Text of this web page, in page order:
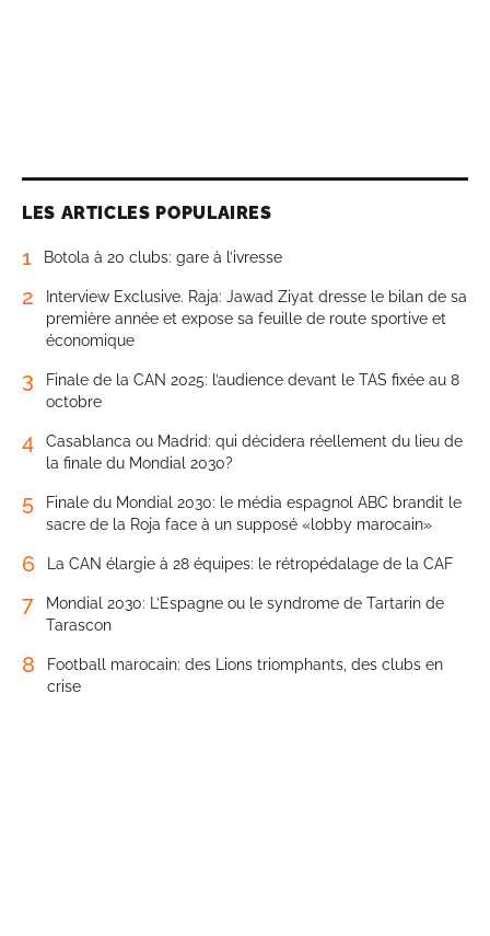
LES ARTICLES POPULAIRES
1 Botola à 20 clubs: gare à l’ivresse
2
Interview Exclusive. Raja: Jawad Ziyat dresse le bilan de sa
première année et expose sa feuille de route sportive et
économique
3
Finale de la CAN 2025: l’audience devant le TAS fixée au 8
octobre
4
Casablanca ou Madrid: qui décidera réellement du lieu de
la finale du Mondial 2030?
5
Finale du Mondial 2030: le média espagnol ABC brandit le
sacre de la Roja face à un supposé «lobby marocain»
6 La CAN élargie à 28 équipes: le rétropédalage de la CAF
7
Mondial 2030: L’Espagne ou le syndrome de Tartarin de
Tarascon
8
Football marocain: des Lions triomphants, des clubs en
crise